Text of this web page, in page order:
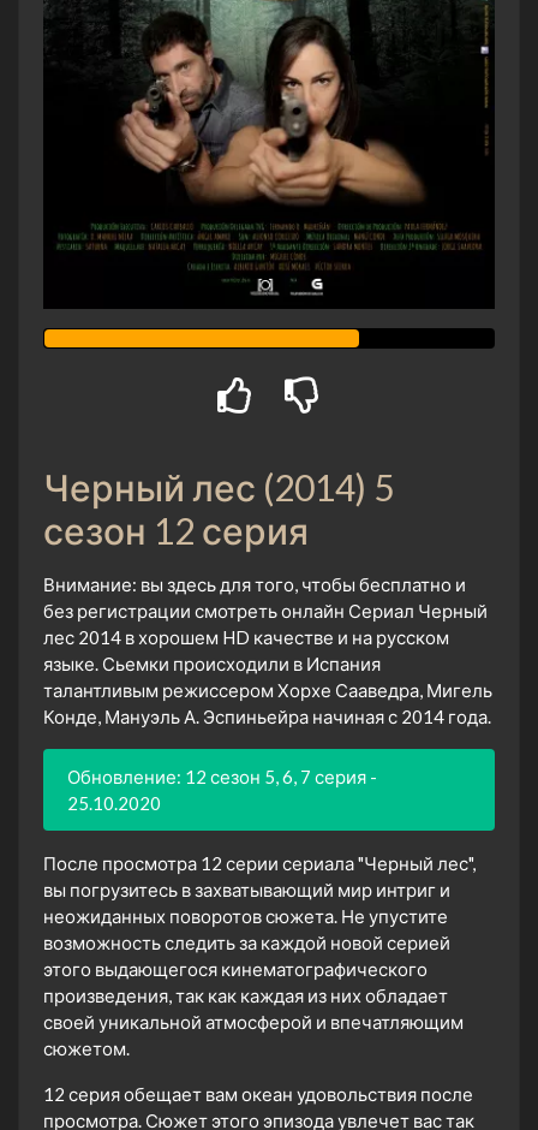
Черный лес (2014) 5
сезон 12 серия
Внимание: вы здесь для того, чтобы бесплатно и
без регистрации смотреть онлайн Сериал Черный
лес 2014 в хорошем HD качестве и на русском
языке. Сьемки происходили в Испания
талантливым режиссером Хорхе Сааведра, Мигель
Конде, Мануэль А. Эспиньейра начиная с 2014 года.
Обновление: 12 сезон 5, 6, 7 серия -
25.10.2020
После просмотра 12 серии сериала "Черный лес",
вы погрузитесь в захватывающий мир интриг и
неожиданных поворотов сюжета. Не упустите
возможность следить за каждой новой серией
этого выдающегося кинематографического
произведения, так как каждая из них обладает
своей уникальной атмосферой и впечатляющим
сюжетом.
12 серия обещает вам океан удовольствия после
просмотра. Сюжет этого эпизода увлечет вас так